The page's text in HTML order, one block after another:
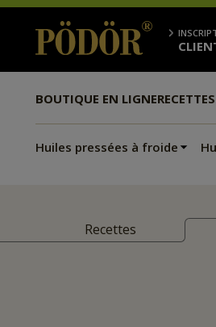
BOUTIQUE EN LIGNERECETTES
Huiles pressées à froide
Recettes